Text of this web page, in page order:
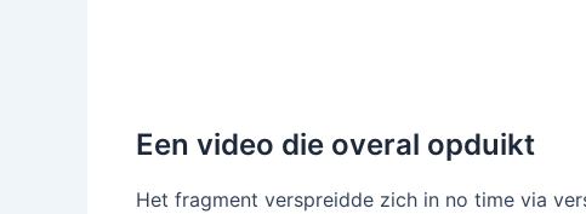
Een video die overal opduikt
Het fragment verspreidde zich in no time via